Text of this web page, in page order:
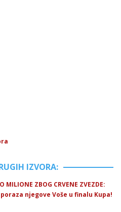
IZVORA:
MILIONE ZBOG CRVENE ZVEZDE:
njegove Voše u finalu Kupa!